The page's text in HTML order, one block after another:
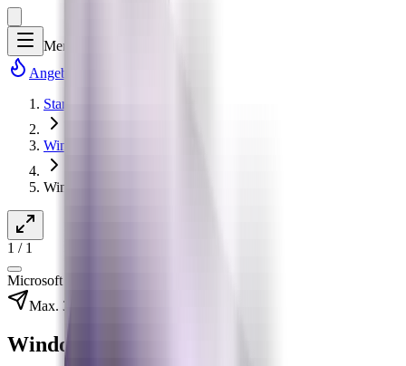
Menü
Angebote
Startseite
Windows
Windows 11 Education
1 / 1
Microsoft
Max. 30 Sek.
Windows 11 Education